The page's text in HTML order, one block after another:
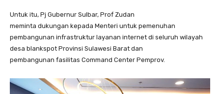
Untuk itu, Pj Gubernur Sulbar, Prof Zudan
meminta dukungan kepada Menteri untuk pemenuhan
pembangunan infrastruktur layanan internet di seluruh wilayah
desa blankspot Provinsi Sulawesi Barat dan
pembangunan fasilitas Command Center Pemprov.